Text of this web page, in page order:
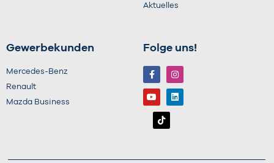
Aktuelles
Gewerbekunden
Mercedes-Benz
Renault
Mazda Business
Folge uns!